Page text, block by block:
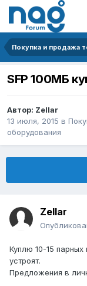
SFP 100МБ
Автор: Zellar
13 июля, 2015 в
оборудования
Zellar
Куплю 10-15 парных
устроят.
Предложения в